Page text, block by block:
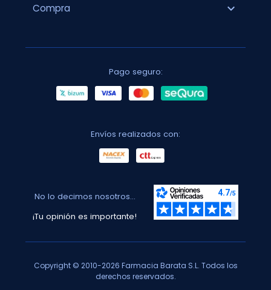
Compra expand_more
Pago seguro:
Envíos realizados con:
No lo decimos nosotros...
¡Tu opinión es importante!
Copyright © 2010-2026 Farmacia Barata S.L. Todos los
derechos reservados.